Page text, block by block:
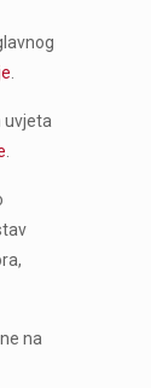
uvjeta
na